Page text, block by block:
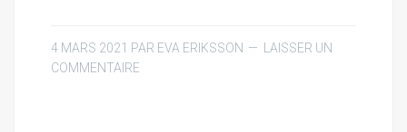
4 MARS 2021 PAR EVA ERIKSSON
LAISSER UN
COMMENTAIRE